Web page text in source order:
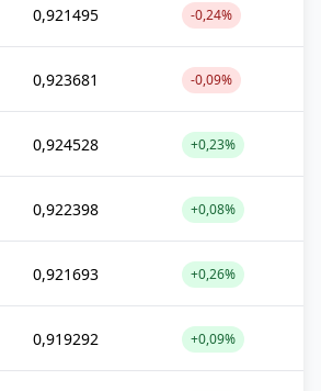
0,921495 -0,24%
0,923681 -0,09%
0,924528 +0,23%
0,922398 +0,08%
0,921693 +0,26%
0,919292 +0,09%